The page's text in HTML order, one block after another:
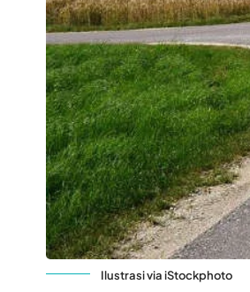
Ilustrasi via iStockphoto